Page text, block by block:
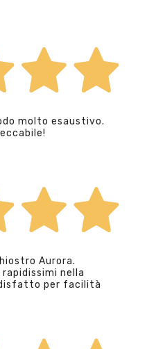
molto esaustivo.
Aurora.
nella
per facilità